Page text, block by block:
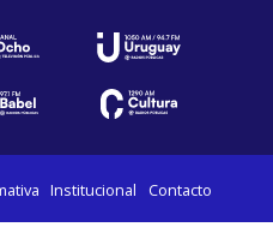
Institucional Contacto